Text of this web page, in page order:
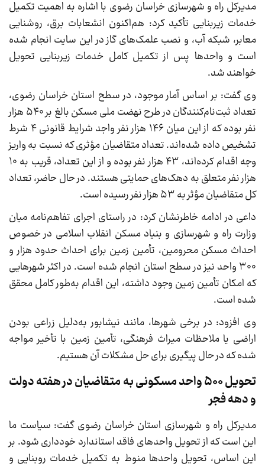
مدیرکل راه و شهرسازی خراسان رضوی با اشاره به اهمیت تکمیل
خدمات زیربنایی تأکید کرد: هم‌اکنون انشعابات برق، روشنایی
معابر، شبکه آب، و نصب علمک‌های گاز در این سایت انجام شده
است و واحدها پس از تکمیل کامل خدمات زیربنایی تحویل
خواهند شد.
وی گفت: بر اساس آمار موجود، در سطح استان خراسان رضوی،
تعداد ثبت‌نام‌کنندگان در طرح نهضت ملی مسکن بالغ بر ۵۴۰ هزار
نفر بوده که از این میان ۱۴۶ هزار نفر واجد شرایط قانونی ۴ شرط
تشخیص داده شده‌اند. تعداد متقاضیان مؤثری که نسبت به واریز
وجه اقدام کرده‌اند، ۴۳ هزار نفر بوده و از این تعداد، قریب به ۱۰
هزار نفر متعلق به دهک‌های حمایتی هستند. در حال حاضر، تعداد
کل متقاضیان مؤثر به ۵۳ هزار نفر رسیده است.
داعی در ادامه خاطرنشان کرد: در راستای اجرای تفاهم‌نامه میان
وزارت راه و شهرسازی و بنیاد مسکن انقلاب اسلامی در خصوص
احداث مسکن محرومین، تأمین زمین برای احداث حدود هزار و
۳۰۰ واحد نیز در سطح استان انجام شده است. در اکثر شهرهایی
که امکان تأمین زمین وجود داشته، این اقدام به‌طور کامل محقق
شده است.
وی افزود: در برخی شهرها، مانند نیشابور به‌دلیل زراعی بودن
اراضی یا ملاحظات میراث فرهنگی، تأمین زمین با تأخیر مواجه
شده که در حال پیگیری برای حل مشکلات آن هستیم.
تحویل ۵۰۰ واحد مسکونی به متقاضیان در هفته دولت
و دهه فجر
مدیرکل راه و شهرسازی استان خراسان رضوی گفت: سیاست ما
این است که از تحویل واحدهای فاقد استاندارد خودداری شود. بر
این اساس، تحویل واحدها منوط به تکمیل خدمات روبنایی و